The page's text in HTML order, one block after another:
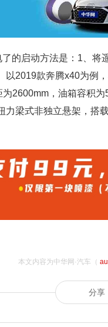
的启动方法是：1、将
以2019款奔腾x40为例
为2600mm，油箱容积
力梁式非独立悬架，搭
本文内容为中华网·汽车（
分享